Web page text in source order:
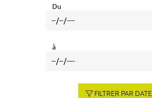
Du
à
FILTRER PAR DATE